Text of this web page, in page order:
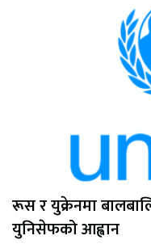
रूस र युक्रेनमा
युनिसेफको आह्वान